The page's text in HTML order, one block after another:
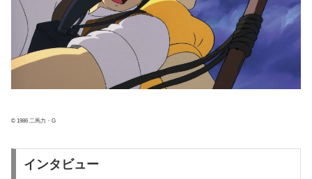
© 1986 二馬力・G
インタビュー